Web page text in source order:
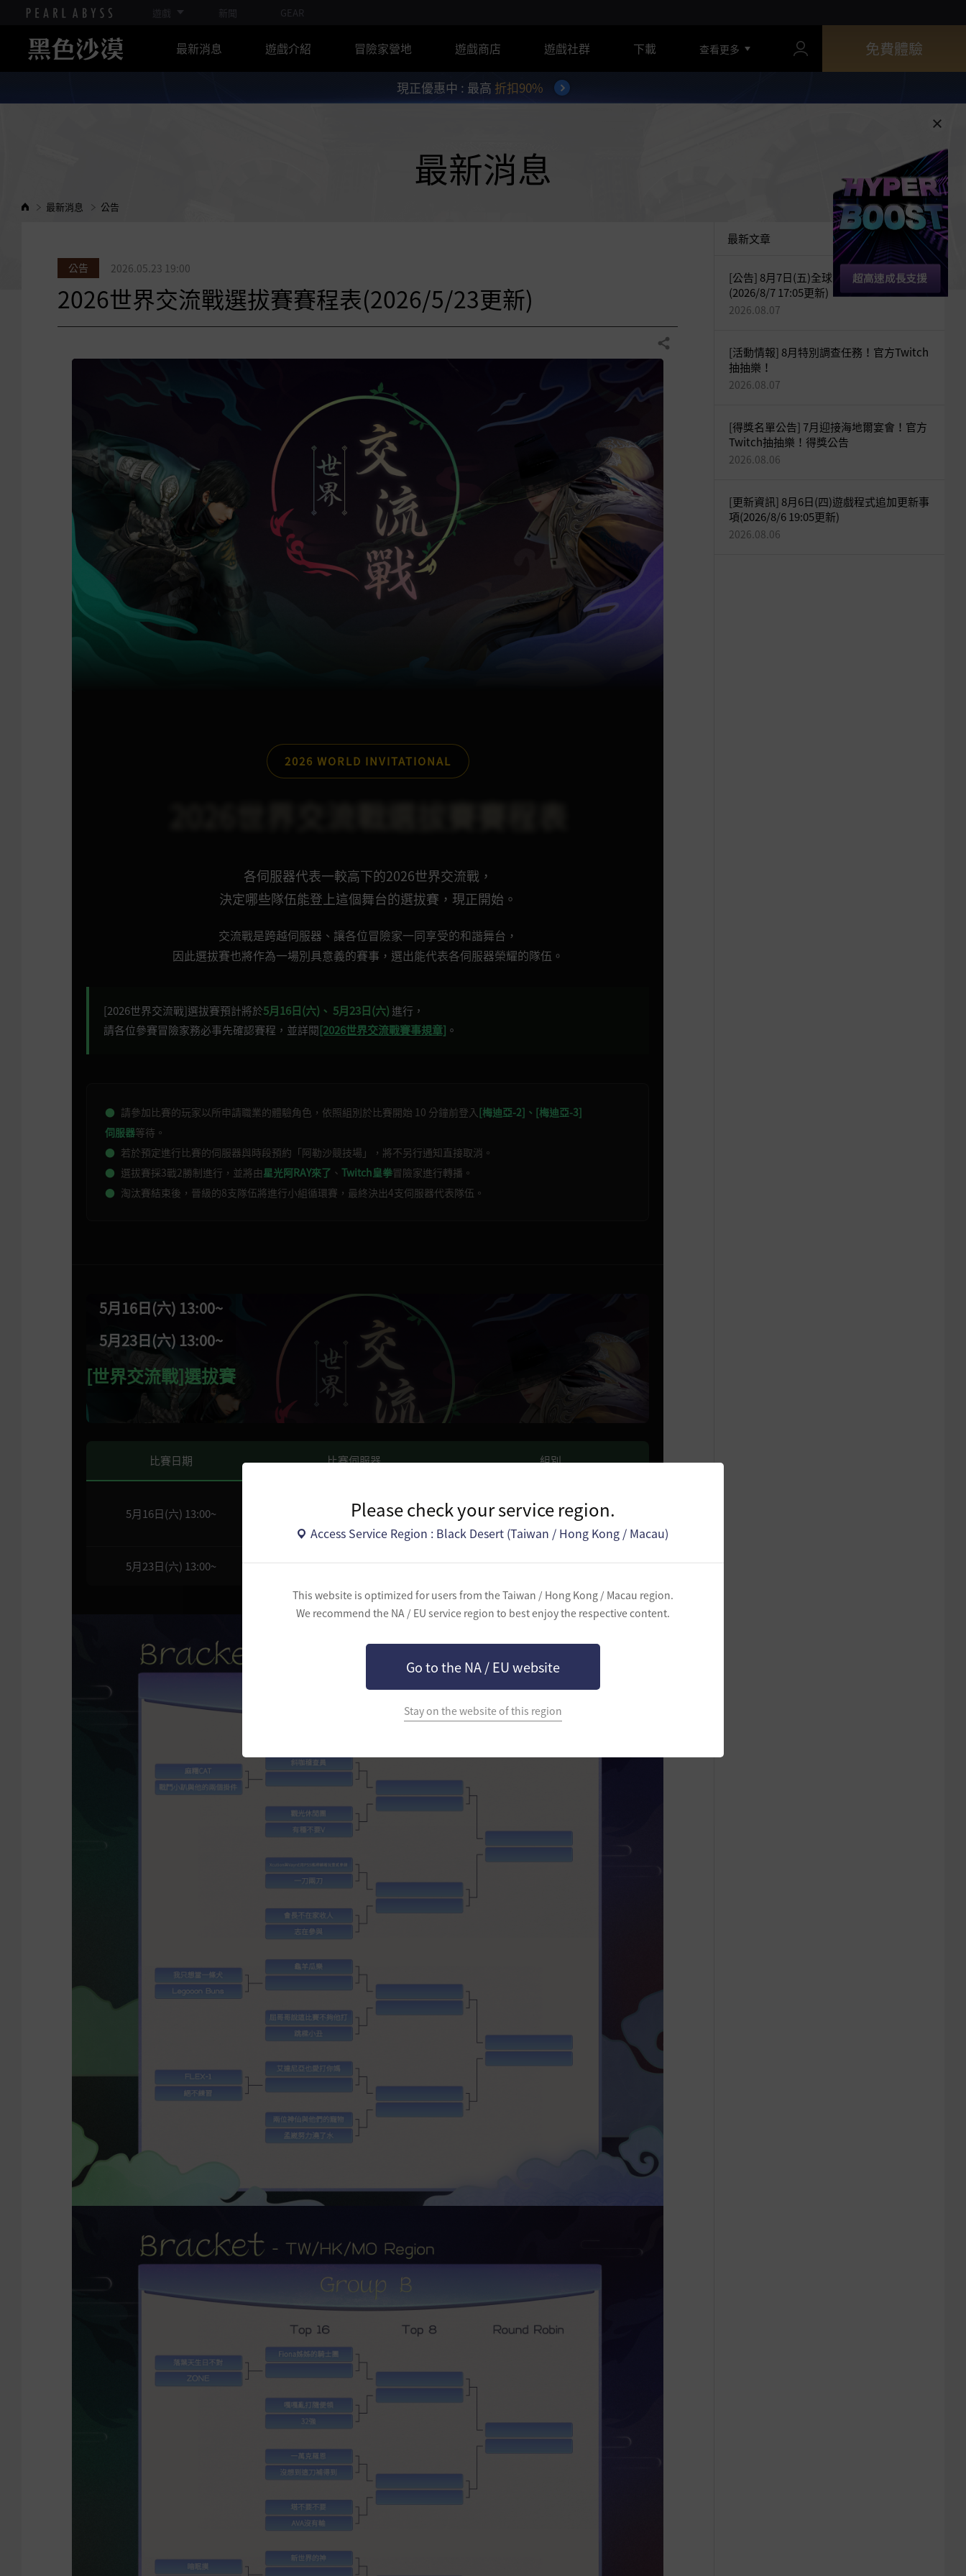
遊戲 新聞 GEAR
Please check your service region.
Access Service Region : Black Desert (Taiwan / Hong Kong / Macau)
This website is optimized for users from the Taiwan / Hong Kong / Macau region.
We recommend the NA / EU service region to best enjoy the respective content.
Go to the NA / EU website
Stay on the website of this region
最新消息 遊戲介紹 冒險家營地 遊戲商店 遊戲社群 下載 查看更多 免費體驗
現正優惠中 : 最高 折扣90%
最新消息
最新消息 公告
公告 2026.05.23 19:00
2026世界交流戰選拔賽賽程表(2026/5/23更新)
分享
2026 WORLD INVITATIONAL
各伺服器代表一較高下的2026世界交流戰，
決定哪些隊伍能登上這個舞台的選拔賽，現正開始。
交流戰是跨越伺服器、讓各位冒險家一同享受的和諧舞台，
因此選拔賽也將作為一場別具意義的賽事，選出能代表各伺服器榮耀的隊伍。
[2026世界交流戰]選拔賽預計將於5月16日(六)、 5月23日(六) 進行，
請各位參賽冒險家務必事先確認賽程，並詳閱[2026世界交流戰賽事規章] 。
● 請參加比賽的玩家以所申請職業的體驗角色，依照組別於比賽開始 10 分鐘前登入 [梅迪亞-2]、[梅迪亞-3]
伺服器等待。
● 若於預定進行比賽的伺服器與時段預約「阿勒沙競技場」，將不另行通知直接取消。
● 選拔賽採3戰2勝制進行，並將由星光阿RAY來了 、 Twitch皇拳冒險家進行轉播。
● 淘汰賽結束後，晉級的8支隊伍將進行小組循環賽，最終決出4支伺服器代表隊伍。
5月16日(六) 13:00~
5月23日(六) 13:00~
[世界交流戰]選拔賽
比賽日期 比賽伺服器 組別
5月16日(六) 13:00~
梅迪亞-2
A組賽事
5月23日(六) 13:00~ 梅迪亞-2 A/B組賽事
最新文章
[公告] 8月7日(五)全球交易所臨時維護公告
(2026/8/7 17:05更新)
2026.08.07
[活動情報] 8月特別調查任務！官方Twitch
抽抽樂！
2026.08.07
[得獎名單公告] 7月迎接海地爾宴會！官方
Twitch抽抽樂！得獎公告
2026.08.06
[更新資訊] 8月6日(四)遊戲程式追加更新事
項(2026/8/6 19:05更新)
2026.08.06